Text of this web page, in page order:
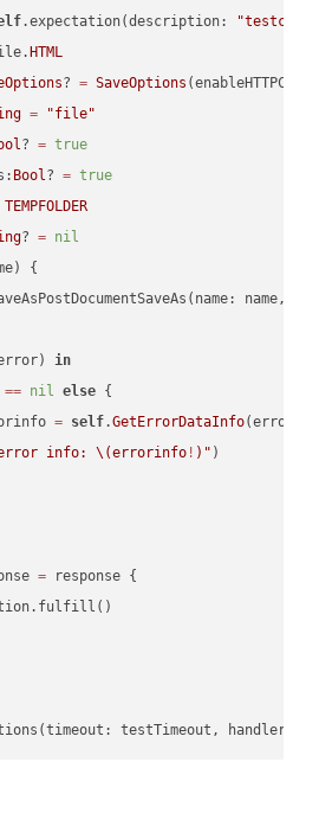
.expectation(description:
HTML
? = SaveOptions
=
"file"
? = true
Bool? = true
TEMPFOLDER
? = nil
{
in
== nil else {
= self.GetErrorDataInfo(error:
info: \(errorinfo ! ) " )
= response {
testTimeout, handler: